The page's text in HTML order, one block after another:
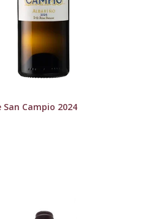
Campio 2024